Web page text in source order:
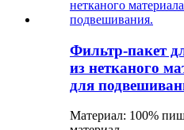
Фильтр-пакет
из нетканого
для
Материал: 100%